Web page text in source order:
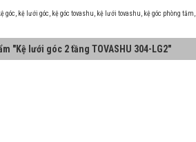
góc kệ lưới góc kệ góc tovashu kệ lưới tovashu kệ góc phòng tắm
"Kệ lưới góc 2 tầng TOVASHU 304-LG2"